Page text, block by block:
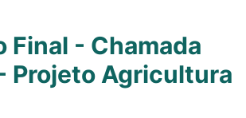
Final - Chamada
Projeto Agricultura